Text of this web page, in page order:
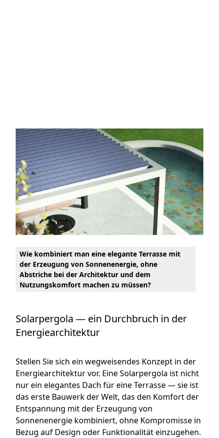
Wie kombiniert man eine elegante Terrasse mit
der Erzeugung von Sonnenenergie, ohne
Abstriche bei der Architektur und dem
Nutzungskomfort machen zu müssen?
Solarpergola — ein Durchbruch in der
Energiearchitektur
Stellen Sie sich ein wegweisendes Konzept in der
Energiearchitektur vor. Eine Solarpergola ist nicht
nur ein elegantes Dach für eine Terrasse — sie ist
das erste Bauwerk der Welt, das den Komfort der
Entspannung mit der Erzeugung von
Sonnenenergie kombiniert, ohne Kompromisse in
Bezug auf Design oder Funktionalität einzugehen.